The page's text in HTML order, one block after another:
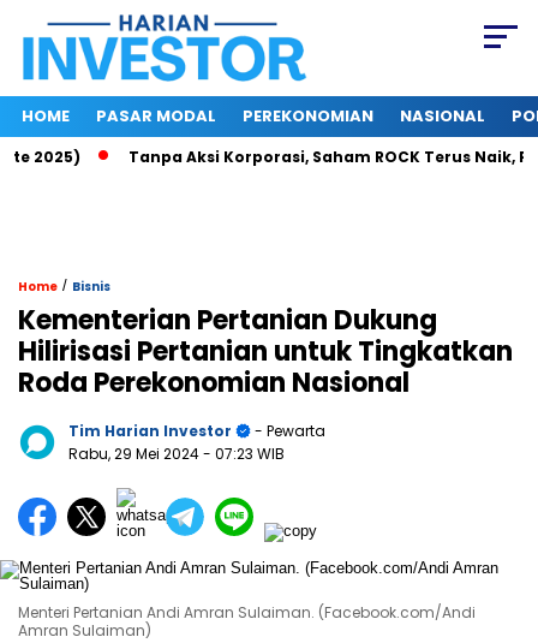
HOME PASAR MODAL PEREKONOMIAN NASIONAL
Tanpa Aksi Korporasi, Saham ROCK Terus Naik,
Home / Bisnis
Kementerian Pertanian Dukung
Hilirisasi Pertanian untuk Tingkatkan
Roda Perekonomian Nasional
Tim Harian Investor
- Pewarta
Rabu, 29 Mei 2024- 07:23 WIB
Menteri Pertanian Andi Amran Sulaiman. (Facebook.com/Andi
Amran Sulaiman)